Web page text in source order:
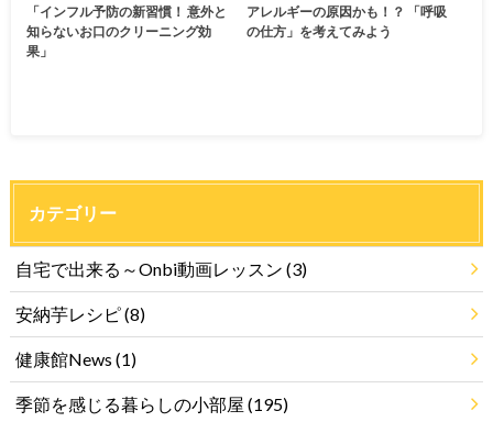
「インフル予防の新習慣！ 意外と
知らないお口のクリーニング効
果」
アレルギーの原因かも！？ 「呼吸
の仕方」を考えてみよう
カテゴリー
自宅で出来る～Onbi動画レッスン (3)
安納芋レシピ(8)
健康館News (1)
季節を感じる暮らしの小部屋 (195)